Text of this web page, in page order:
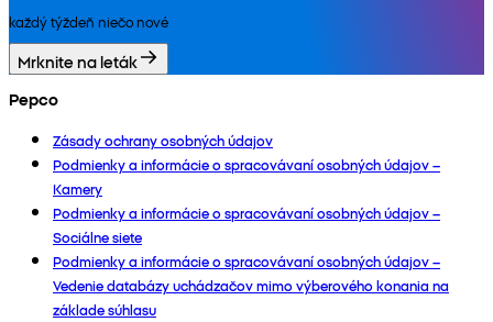
každý týždeň niečo nové
Mrknite na leták
Pepco
Zásady ochrany osobných údajov
Podmienky a informácie o spracovávaní osobných údajov –
Kamery
Podmienky a informácie o spracovávaní osobných údajov –
Sociálne siete
Podmienky a informácie o spracovávaní osobných údajov –
Vedenie databázy uchádzačov mimo výberového konania na
základe súhlasu